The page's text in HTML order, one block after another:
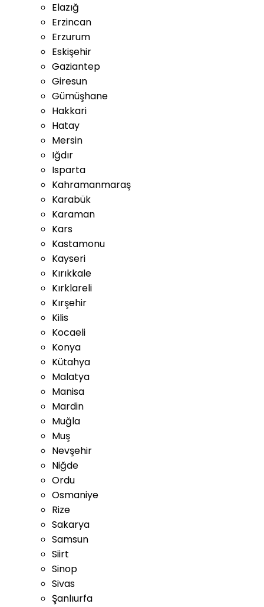
Elazığ
Erzincan
Erzurum
Eskişehir
Gaziantep
Giresun
Gümüşhane
Hakkari
Hatay
Mersin
Iğdır
Isparta
Kahramanmaraş
Karabük
Karaman
Kars
Kastamonu
Kayseri
Kırıkkale
Kırklareli
Kırşehir
Kilis
Kocaeli
Konya
Kütahya
Malatya
Manisa
Mardin
Muğla
Muş
Nevşehir
Niğde
Ordu
Osmaniye
Rize
Sakarya
Samsun
Siirt
Sinop
Sivas
Şanlıurfa